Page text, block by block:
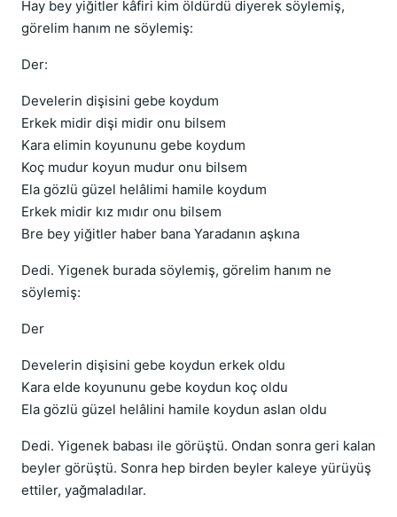
Hay bey yiğitler kâfiri kim öldürdü diyerek söylemiş,
görelim hanım ne söylemiş:
Der:
Develerin dişisini gebe koydum
Erkek midir dişi midir onu bilsem
Kara elimin koyununu gebe koydum
Koç mudur koyun mudur onu bilsem
Ela gözlü güzel helâlimi hamile koydum
Erkek midir kız mıdır onu bilsem
Bre bey yiğitler haber bana Yaradanın aşkına
Dedi. Yigenek burada söylemiş, görelim hanım ne
söylemiş:
Der
Develerin dişisini gebe koydun erkek oldu
Kara elde koyununu gebe koydun koç oldu
Ela gözlü güzel helâlini hamile koydun aslan oldu
Dedi. Yigenek babası ile görüştü. Ondan sonra geri kalan
beyler görüştü. Sonra hep birden beyler kaleye yürüyüş
ettiler, yağmaladılar.